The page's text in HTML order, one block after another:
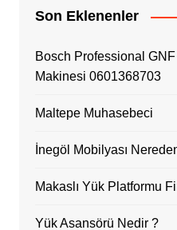
Son Eklenenler
Bosch Professional
Makinesi 0601368703
Maltepe Muhasebeci
İnegöl Mobilyası
Makaslı Yük Platformu
Yük Asansörü Nedir ?